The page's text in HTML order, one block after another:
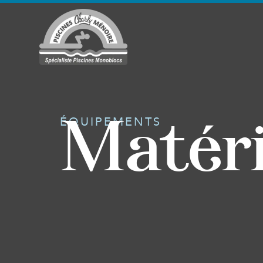
ÉQUIPEMENTS